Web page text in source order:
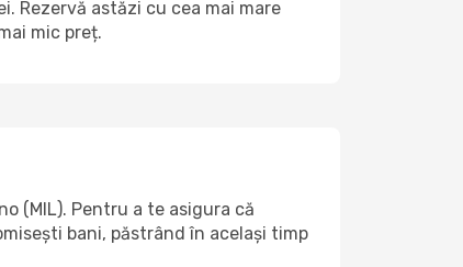
Rezervă astăzi cu cea mai mare
mic preț.
(MIL). Pentru a te asigura că
bani, păstrând în același timp